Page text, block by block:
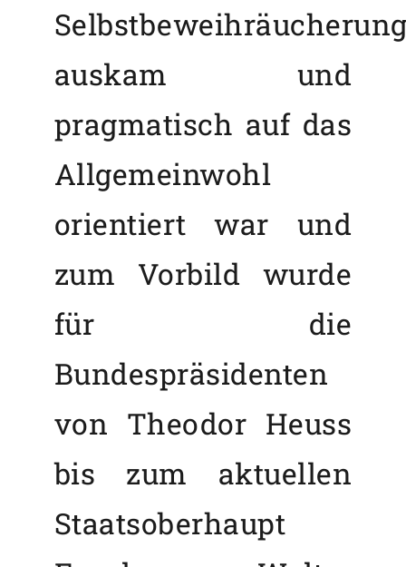
auskam und
pragmatisch auf das
Allgemeinwohl
orientiert war und
zum Vorbild wurde
für die
Bundespräsidenten
von Theodor Heuss
bis zum aktuellen
Staatsoberhaupt